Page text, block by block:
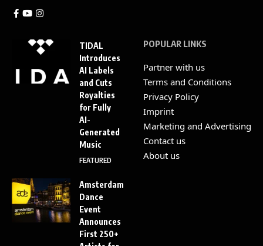
TIDAL
Introduces
AI Labels
and Cuts
Royalties
for Fully
AI-
Generated
Music
FEATURED
Amsterdam
Dance
Event
Announces
First 250+
POPULAR LINKS
Partner with us
Terms and Conditions
Privacy Policy
Imprint
Marketing and Advertising
Contact us
About us